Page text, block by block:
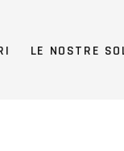
LE NOSTRE